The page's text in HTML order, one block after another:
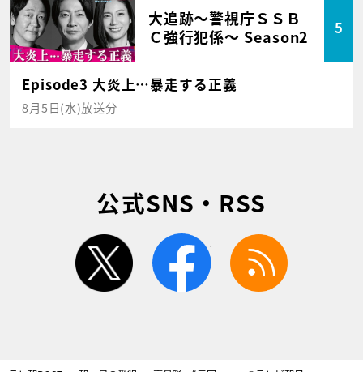
大追跡～警視庁ＳＳＢ
Ｃ強行犯係～ Season2
5
Episode3 大炎上…暴走する正義
8月5日(水)放送分
公式SNS・RSS
twitter facebook